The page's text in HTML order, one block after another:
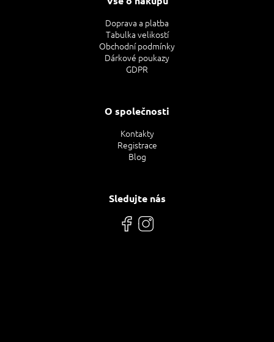
Doprava a platba
Tabulka velikostí
Obchodní podmínky
Dárkové poukazy
GDPR
O společnosti
Kontakty
Registrace
Blog
Sledujte nás